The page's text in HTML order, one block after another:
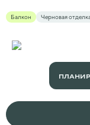
Балкон Черновая